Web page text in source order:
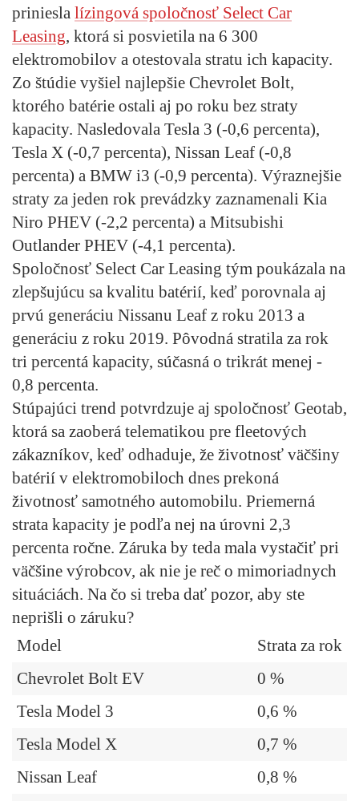
priniesla lízingová spoločnosť Select Car
Leasing, ktorá si posvietila na 6 300
elektromobilov a otestovala stratu ich kapacity.
Zo štúdie vyšiel najlepšie Chevrolet Bolt,
ktorého batérie ostali aj po roku bez straty
kapacity. Nasledovala Tesla 3 (-0,6 percenta),
Tesla X (-0,7 percenta), Nissan Leaf (-0,8
percenta) a BMW i3 (-0,9 percenta). Výraznejšie
straty za jeden rok prevádzky zaznamenali Kia
Niro PHEV (-2,2 percenta) a Mitsubishi
Outlander PHEV (-4,1 percenta).
Spoločnosť Select Car Leasing tým poukázala na
zlepšujúcu sa kvalitu batérií, keď porovnala aj
prvú generáciu Nissanu Leaf z roku 2013 a
generáciu z roku 2019. Pôvodná stratila za rok
tri percentá kapacity, súčasná o trikrát menej -
0,8 percenta.
Stúpajúci trend potvrdzuje aj spoločnosť Geotab,
ktorá sa zaoberá telematikou pre fleetových
zákazníkov, keď odhaduje, že životnosť väčšiny
batérií v elektromobiloch dnes prekoná
životnosť samotného automobilu. Priemerná
strata kapacity je podľa nej na úrovni 2,3
percenta ročne. Záruka by teda mala vystačiť pri
väčšine výrobcov, ak nie je reč o mimoriadnych
situáciách. Na čo si treba dať pozor, aby ste
neprišli o záruku?
Model
Strata za rok
Chevrolet Bolt EV
0 %
Tesla Model 3
0,6 %
Tesla Model X
0,7 %
Nissan Leaf
0,8 %